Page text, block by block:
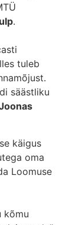
.
tuleb
säästliku
käigus
oma
Loomuse
kõmu